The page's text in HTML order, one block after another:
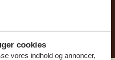
cookies
vores indhold og annoncer,
DIN